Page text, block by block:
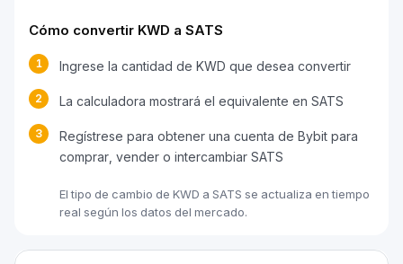
Cómo convertir KWD a SATS
1 Ingrese la cantidad de KWD que desea convertir
2 La calculadora mostrará el equivalente en SATS
3
Regístrese para obtener una cuenta de Bybit para
comprar, vender o intercambiar SATS
El tipo de cambio de KWD a SATS se actualiza en tiempo
real según los datos del mercado.